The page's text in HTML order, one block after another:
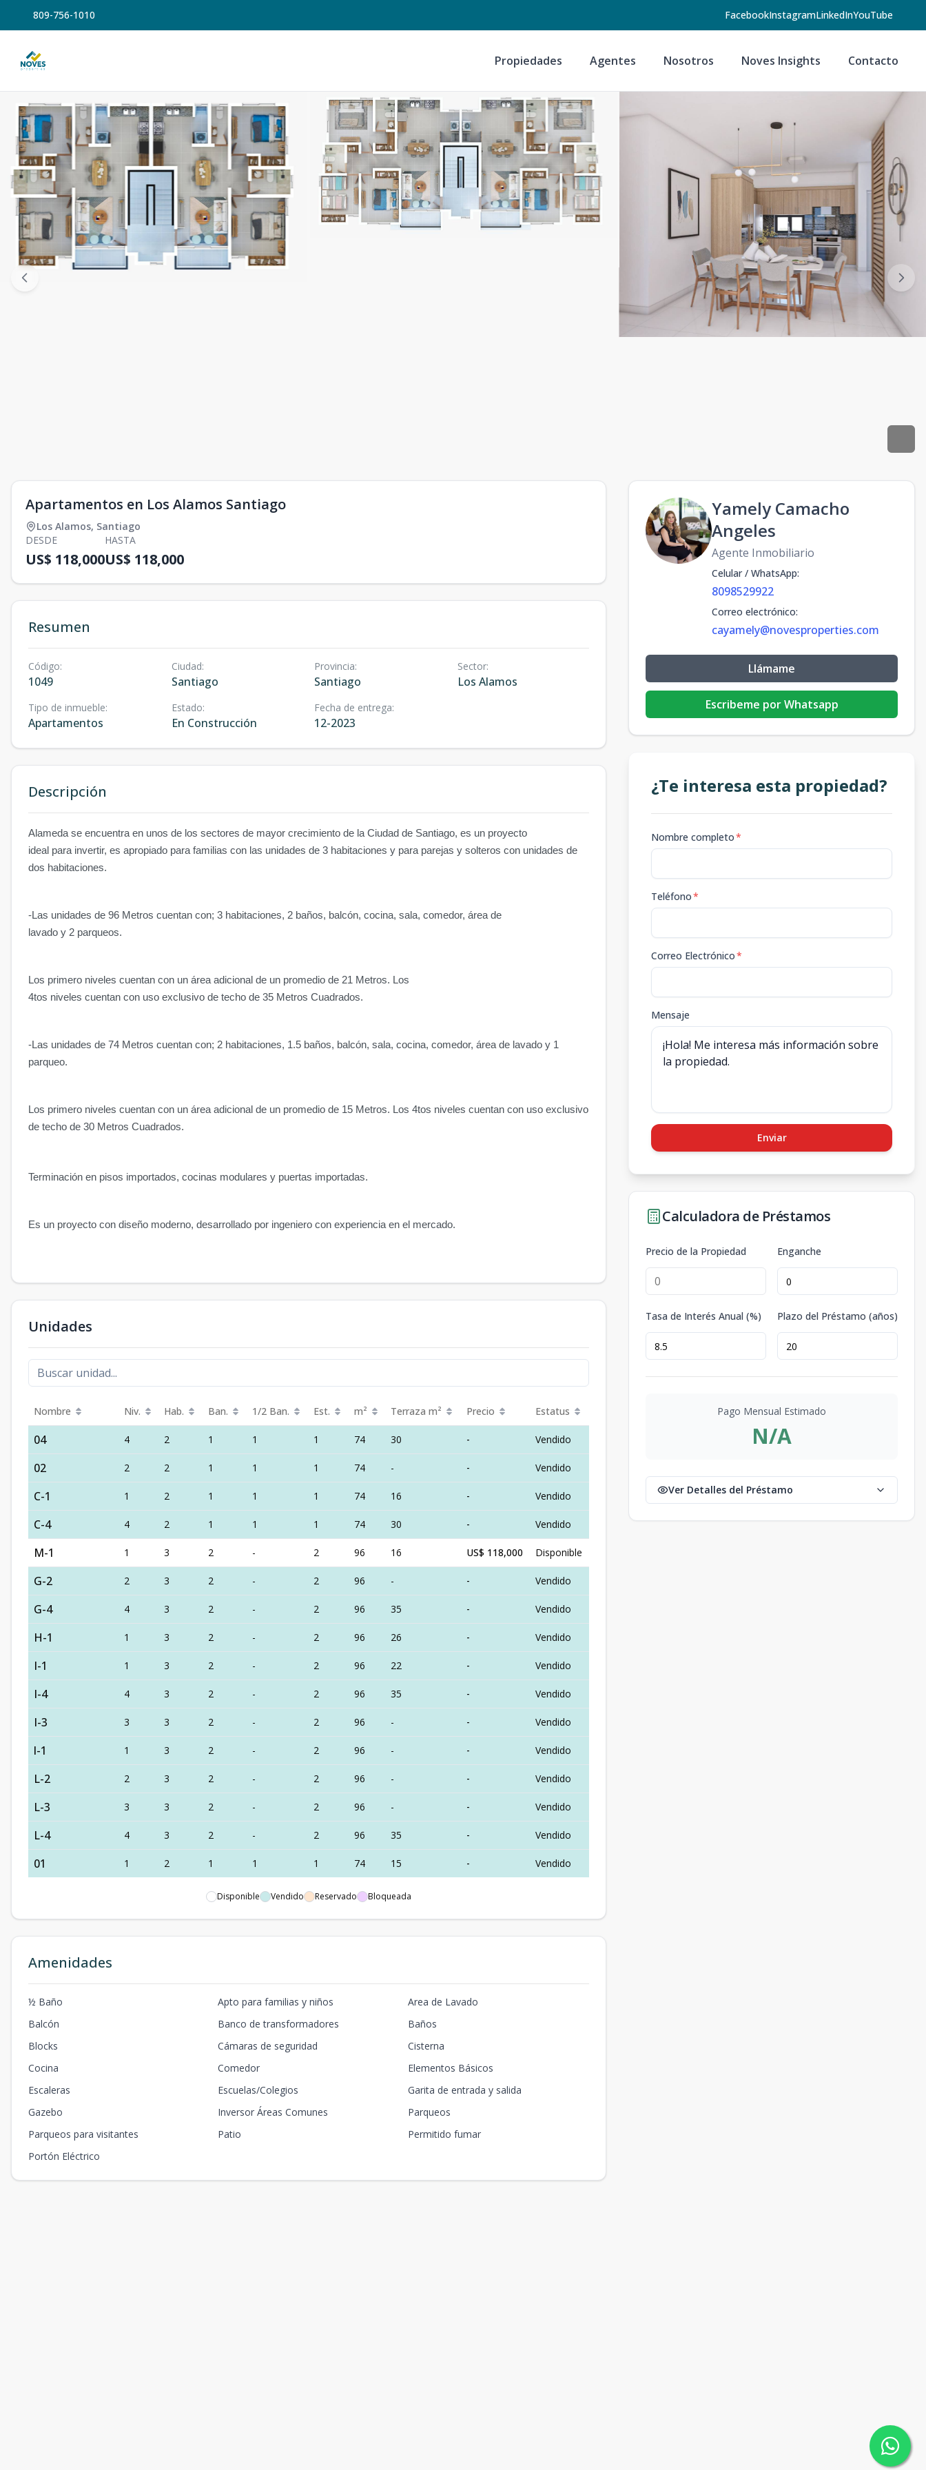
809-756-1010 FacebookInstagramLinkedInYouTube
Propiedades Agentes Nosotros Noves Insights Contacto
Apartamentos en Los Alamos Santiago
Los Alamos, Santiago
DESDE
US$ 118,000
HASTA
US$ 118,000
Resumen
Código:
1049
Ciudad:
Santiago
Provincia:
Santiago
Sector:
Los Alamos
Tipo de inmueble:
Apartamentos
Estado:
En Construcción
Fecha de entrega:
12-2023
Descripción
Alameda se encuentra en unos de los sectores de mayor crecimiento de la Ciudad de Santiago, es un proyecto
ideal para invertir, es apropiado para familias con las unidades de 3 habitaciones y para parejas y solteros con unidades de
dos habitaciones.
-Las unidades de 96 Metros cuentan con; 3 habitaciones, 2 baños, balcón, cocina, sala, comedor, área de
lavado y 2 parqueos.
Los primero niveles cuentan con un área adicional de un promedio de 21 Metros. Los
4tos niveles cuentan con uso exclusivo de techo de 35 Metros Cuadrados.
-Las unidades de 74 Metros cuentan con; 2 habitaciones, 1.5 baños, balcón, sala, cocina, comedor, área de lavado y 1
parqueo.
Los primero niveles cuentan con un área adicional de un promedio de 15 Metros. Los 4tos niveles cuentan con uso exclusivo
de techo de 30 Metros Cuadrados.
Terminación en pisos importados, cocinas modulares y puertas importadas.
Es un proyecto con diseño moderno, desarrollado por ingeniero con experiencia en el mercado.
Unidades
Nombre Niv. Hab. Ban. 1/2 Ban. Est. m² Terraza m² Precio Estatus
04 4 2 1 1 1 74 30 - Vendido
02 2 2 1 1 1 74 - - Vendido
C-1 1 2 1 1 1 74 16 - Vendido
C-4 4 2 1 1 1 74 30 - Vendido
M-1 1 3 2 - 2 96 16 US$ 118,000 Disponible
G-2 2 3 2 - 2 96 - - Vendido
G-4 4 3 2 - 2 96 35 - Vendido
H-1 1 3 2 - 2 96 26 - Vendido
I-1 1 3 2 - 2 96 22 - Vendido
I-4 4 3 2 - 2 96 35 - Vendido
I-3 3 3 2 - 2 96 - - Vendido
l-1 1 3 2 - 2 96 - - Vendido
L-2 2 3 2 - 2 96 - - Vendido
L-3 3 3 2 - 2 96 - - Vendido
L-4 4 3 2 - 2 96 35 - Vendido
01 1 2 1 1 1 74 15 - Vendido
Disponible Vendido Reservado Bloqueada
Amenidades
½ Baño Apto para familias y niños
Area de Lavado
Balcón
Banco de transformadores
Baños
Blocks
Cámaras de seguridad
Cisterna
Cocina
Comedor
Elementos Básicos
Escaleras
Escuelas/Colegios
Garita de entrada y salida
Gazebo
Inversor Áreas Comunes
Parqueos
Parqueos para visitantes
Patio
Permitido fumar
Portón Eléctrico
Yamely Camacho
Angeles
Agente Inmobiliario
Celular / WhatsApp:
8098529922
Correo electrónico:
cayamely@novesproperties.com
Llámame
Escribeme por Whatsapp
¿Te interesa esta propiedad?
Nombre completo*
Teléfono*
Correo Electrónico*
Mensaje
Enviar
Calculadora de Préstamos
Precio de la Propiedad Enganche
Tasa de Interés Anual (%) Plazo del Préstamo (años)
Pago Mensual Estimado
N/A
Ver Detalles del Préstamo